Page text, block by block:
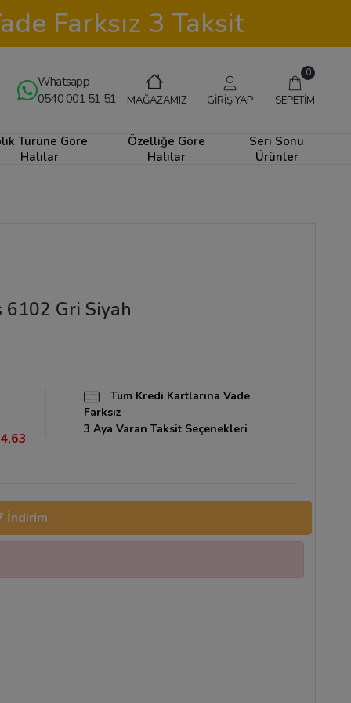
Farksız 3 Taksit
Whatsapp
0540 001 51 51
MAĞAZAMIZ GİRİŞ YAP
0
SEPETİM
Türüne Göre
Halılar
Özelliğe Göre
Halılar
Seri Sonu
Ürünler
6102 Gri Siyah
Tüm Kredi Kartlarına Vade
Farksız
3 Aya Varan Taksit Seçenekleri
İndirim